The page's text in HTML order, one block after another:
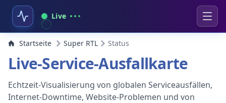
Live
Startseite Super RTL Status
Live-Service-Ausfallkarte
Echtzeit-Visualisierung von globalen Serviceausfällen,
Internet-Downtime, Website-Problemen und von